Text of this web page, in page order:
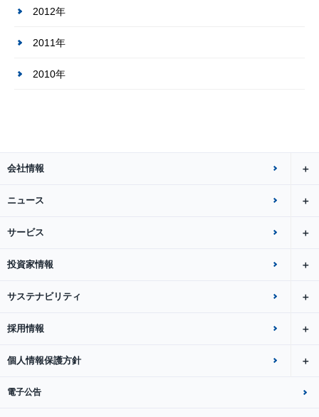
2012年
2011年
2010年
会社情報
ニュース
サービス
投資家情報
サステナビリティ
採用情報
個人情報保護方針
電子公告